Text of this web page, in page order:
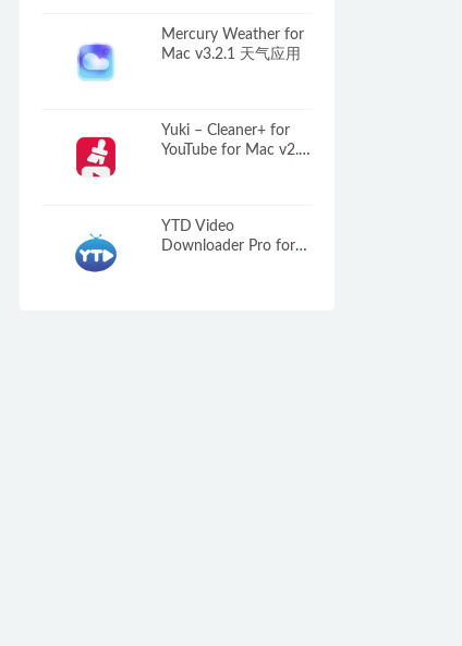
Mercury Weather for
Mac v3.2.1 天气应用
Yuki – Cleaner+ for
YouTube for Mac v2.0
YTD Video
Downloader Pro for